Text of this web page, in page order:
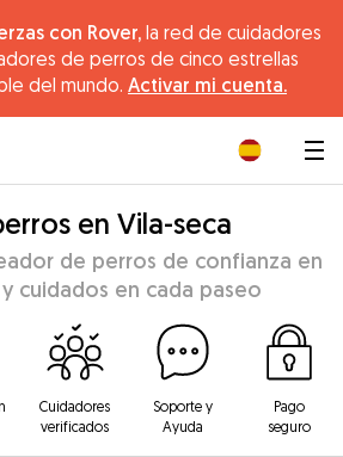
con Rover, la red de cuidadores
de perros de cinco estrellas
del mundo. Activar mi cuenta.
en Vila-seca
de perros de confianza en
cuidados en cada paseo
Cuidadores
verificados
Soporte y
Ayuda
Pago
seguro